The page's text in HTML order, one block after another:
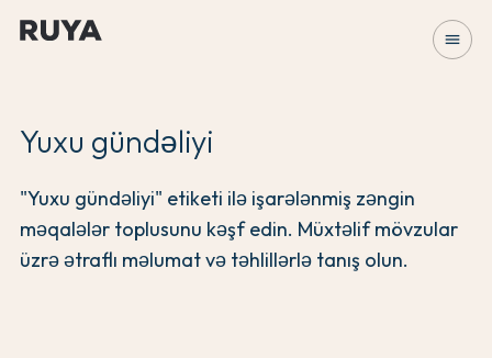
menu
Yuxu gündəliyi
"Yuxu gündəliyi" etiketi ilə işarələnmiş zəngin
məqalələr toplusunu kəşf edin. Müxtəlif mövzular
üzrə ətraflı məlumat və təhlillərlə tanış olun.